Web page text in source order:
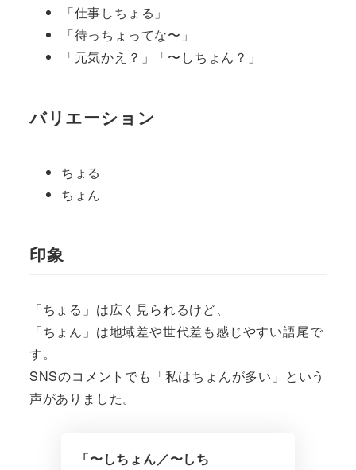
「仕事しちょる」
「待っちょってな〜」
「元気かえ？」「〜しちょん？」
バリエーション
ちょる
ちょん
印象
「ちょる」は広く見られるけど、
「ちょん」は地域差や世代差も感じやすい語尾で
す。
SNSのコメントでも「私はちょんが多い」という
声がありました。
「〜しちょん／〜しち